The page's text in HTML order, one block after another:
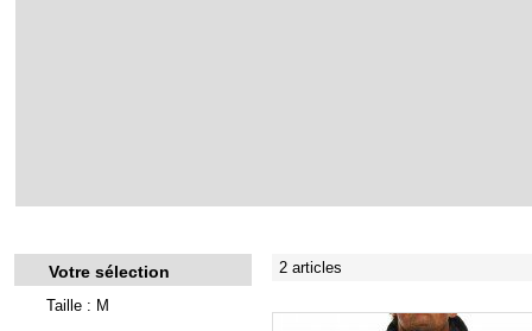
Votre sélection
Taille : M
2 articles